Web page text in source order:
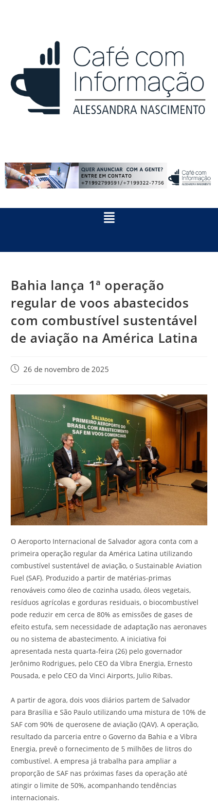
Bahia lança 1ª operação
regular de voos abastecidos
com combustível sustentável
de aviação na América Latina
26 de novembro de 2025
O Aeroporto Internacional de Salvador agora conta com a
primeira operação regular da América Latina utilizando
combustível sustentável de aviação, o Sustainable Aviation
Fuel (SAF). Produzido a partir de matérias-primas
renováveis como óleo de cozinha usado, óleos vegetais,
resíduos agrícolas e gorduras residuais, o biocombustível
pode reduzir em cerca de 80% as emissões de gases de
efeito estufa, sem necessidade de adaptação nas aeronaves
ou no sistema de abastecimento. A iniciativa foi
apresentada nesta quarta-feira (26) pelo governador
Jerônimo Rodrigues, pelo CEO da Vibra Energia, Ernesto
Pousada, e pelo CEO da Vinci Airports, Julio Ribas.
A partir de agora, dois voos diários partem de Salvador
para Brasília e São Paulo utilizando uma mistura de 10% de
SAF com 90% de querosene de aviação (QAV). A operação,
resultado da parceria entre o Governo da Bahia e a Vibra
Energia, prevê o fornecimento de 5 milhões de litros do
combustível. A empresa já trabalha para ampliar a
proporção de SAF nas próximas fases da operação até
atingir o limite de 50%, acompanhando tendências
internacionais.